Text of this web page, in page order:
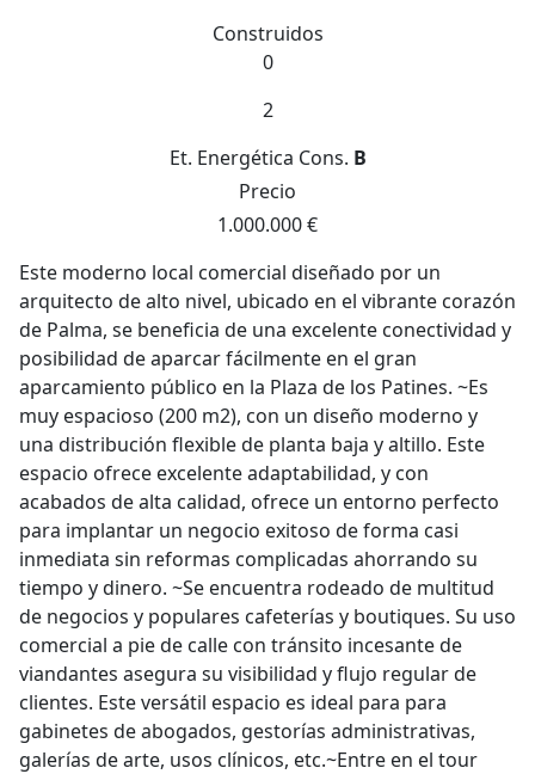
Construidos
0
2
Et. Energética Cons. B
Precio
1.000.000 €
Este moderno local comercial diseñado por un
arquitecto de alto nivel, ubicado en el vibrante corazón
de Palma, se beneficia de una excelente conectividad y
posibilidad de aparcar fácilmente en el gran
aparcamiento público en la Plaza de los Patines. ~Es
muy espacioso (200 m2), con un diseño moderno y
una distribución flexible de planta baja y altillo. Este
espacio ofrece excelente adaptabilidad, y con
acabados de alta calidad, ofrece un entorno perfecto
para implantar un negocio exitoso de forma casi
inmediata sin reformas complicadas ahorrando su
tiempo y dinero. ~Se encuentra rodeado de multitud
de negocios y populares cafeterías y boutiques. Su uso
comercial a pie de calle con tránsito incesante de
viandantes asegura su visibilidad y flujo regular de
clientes. Este versátil espacio es ideal para para
gabinetes de abogados, gestorías administrativas,
galerías de arte, usos clínicos, etc.~Entre en el tour